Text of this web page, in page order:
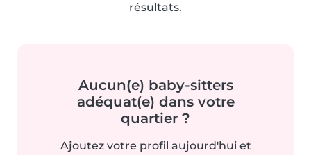
résultats.
Aucun(e) baby-sitters
adéquat(e) dans votre
quartier ?
Ajoutez votre profil aujourd'hui et